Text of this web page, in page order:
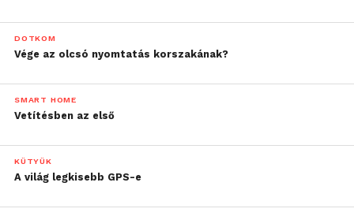
DOTKOM
Vége az olcsó nyomtatás korszakának?
SMART HOME
Vetítésben az első
KÜTYÜK
A világ legkisebb GPS-e